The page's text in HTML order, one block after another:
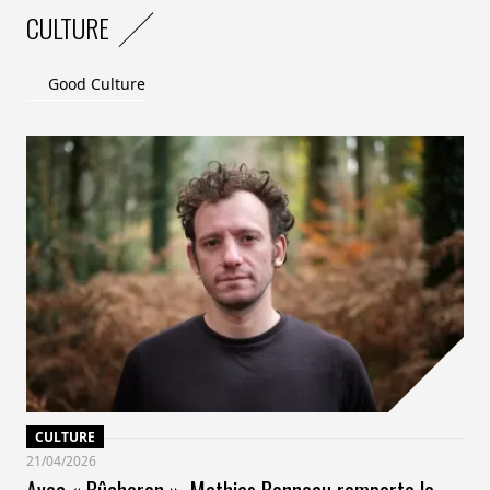
CULTURE
Good Culture
CULTURE
21/04/2026